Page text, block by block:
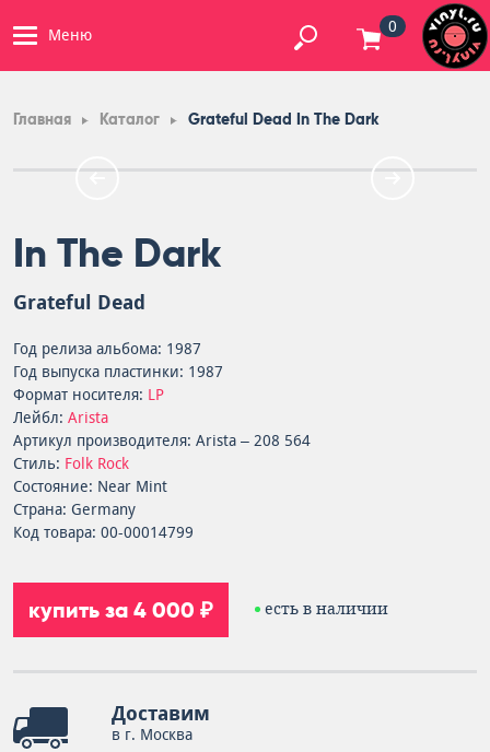
Меню 0
Главная Каталог Grateful Dead In The Dark
In The Dark
Grateful Dead
Год релиза альбома: 1987
Год выпуска пластинки: 1987
Формат носителя: LP
Лейбл: Arista
Артикул производителя: Arista – 208 564
Стиль: Folk Rock
Состояние: Near Mint
Страна: Germany
Код товара: 00-00014799
купить за 4 000 ₽ есть в наличии
Доставим
в г. Москва